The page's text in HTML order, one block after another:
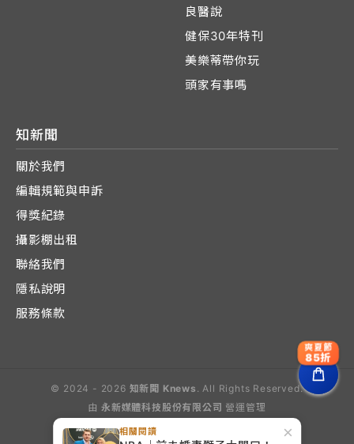
×
相關閱讀
良醫說
健保30年特刊
美樂蒂帶你玩
頭家有事嗎
知新聞
關於我們
編輯規範與申訴
得獎紀錄
攝影棚出租
聯絡我們
隱私說明
服務條款
© 2024 - 2026 知新聞 Knews . All Rights Reserved.
由 永新媒體科技股份有限公司 營運管理
爽夏節
85折